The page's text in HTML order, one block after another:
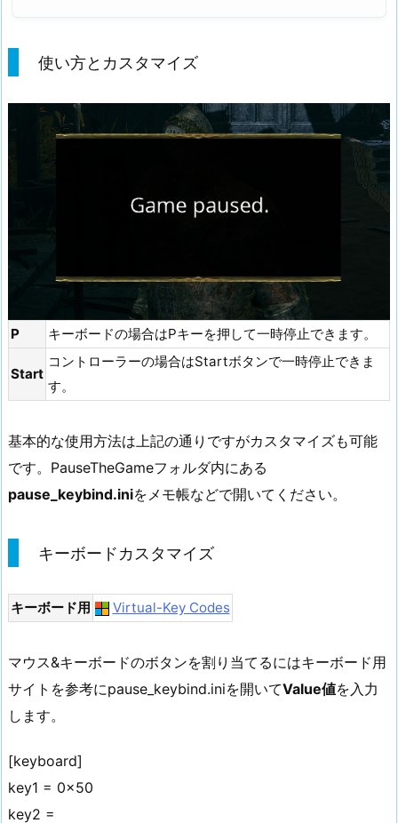
使い方とカスタマイズ
P キーボードの場合はPキーを押して一時停止できます。
Start
コントローラーの場合はStartボタンで一時停止できま
す。
基本的な使用方法は上記の通りですがカスタマイズも可能
です。PauseTheGameフォルダ内にある
pause_keybind.iniをメモ帳などで開いてください。
キーボードカスタマイズ
キーボード用 Virtual-Key Codes
マウス&キーボードのボタンを割り当てるにはキーボード用
サイトを参考にpause_keybind.iniを開いてValue値を入力
します。
[keyboard]
key1 = 0x50
key2 =